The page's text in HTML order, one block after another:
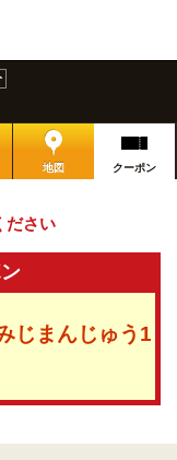
地図 クーポン
ださい
じまんじゅう1